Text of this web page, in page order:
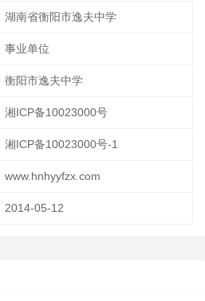
湖南省衡阳市逸夫中学
事业单位
衡阳市逸夫中学
湘ICP备10023000号
湘ICP备10023000号-1
www.hnhyyfzx.com
2014-05-12